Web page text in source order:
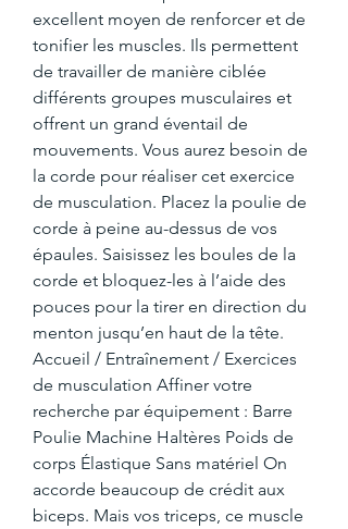
excellent moyen de renforcer et de
tonifier les muscles. Ils permettent
de travailler de manière ciblée
différents groupes musculaires et
offrent un grand éventail de
mouvements. Vous aurez besoin de
la corde pour réaliser cet exercice
de musculation. Placez la poulie de
corde à peine au-dessus de vos
épaules. Saisissez les boules de la
corde et bloquez-les à l’aide des
pouces pour la tirer en direction du
menton jusqu’en haut de la tête.
Accueil / Entraînement / Exercices
de musculation Affiner votre
recherche par équipement : Barre
Poulie Machine Haltères Poids de
corps Élastique Sans matériel On
accorde beaucoup de crédit aux
biceps. Mais vos triceps, ce muscle